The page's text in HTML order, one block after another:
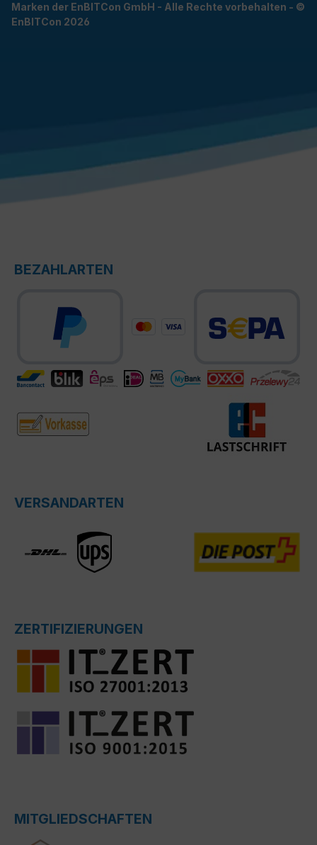
Marken der EnBITCon GmbH - Alle Rechte vorbehalten - ©
EnBITCon 2026
BEZAHLARTEN
VERSANDARTEN
ZERTIFIZIERUNGEN
MITGLIEDSCHAFTEN